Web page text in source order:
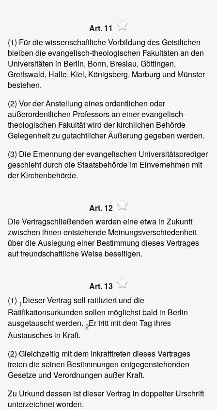
Art. 11
(1) Für die wissenschaftliche Vorbildung des Geistlichen
bleiben die evangelisch-theologischen Fakultäten an den
Universitäten in Berlin, Bonn, Breslau, Göttingen,
Greifswald, Halle, Kiel, Königsberg, Marburg und Münster
bestehen.
(2) Vor der Anstellung eines ordentlichen oder
außerordentlichen Professors an einer evangelisch-
theologischen Fakultät wird der kirchlichen Behörde
Gelegenheit zu gutachtlicher Äußerung gegeben werden.
(3) Die Ernennung der evangelischen Universitätsprediger
geschieht durch die Staatsbehörde im Einvernehmen mit
der Kirchenbehörde.
Art. 12
Die Vertragschließenden werden eine etwa in Zukunft
zwischen ihnen entstehende Meinungsverschiedenheit
über die Auslegung einer Bestimmung dieses Vertrages
auf freundschaftliche Weise beseitigen.
Art. 13
(1) 1Dieser Vertrag soll ratifiziert und die
Ratifikationsurkunden sollen möglichst bald in Berlin
ausgetauscht werden. 2Er tritt mit dem Tag ihres
Austausches in Kraft.
(2) Gleichzeitig mit dem Inkrafttreten dieses Vertrages
treten die seinen Bestimmungen entgegenstehenden
Gesetze und Verordnungen außer Kraft.
Zu Urkund dessen ist dieser Vertrag in doppelter Urschrift
unterzeichnet worden.